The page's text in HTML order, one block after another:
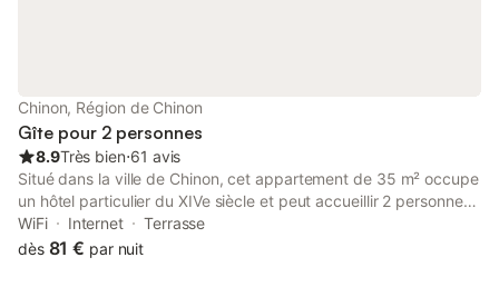
Chinon, Région de Chinon
Gîte pour 2 personnes
8.9Très bien⋅61 avis
Situé dans la ville de Chinon, cet appartement de 35 m² occupe
un hôtel particulier du XIVe siècle et peut accueillir 2 personnes.
Sa situation centrale vous place à seulement 400 m du centre-
ville, facilitant vos déplacements dans la commune. L'intérieur
WiFi Internet
Terrasse
dès 81 € par nuit